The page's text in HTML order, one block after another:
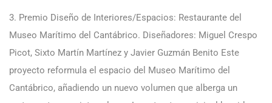
3. Premio Diseño de Interiores/Espacios: Restaurante del
Museo Marítimo del Cantábrico. Diseñadores: Miguel Crespo
Picot, Sixto Martín Martínez y Javier Guzmán Benito Este
proyecto reformula el espacio del Museo Marítimo del
Cantábrico, añadiendo un nuevo volumen que alberga un